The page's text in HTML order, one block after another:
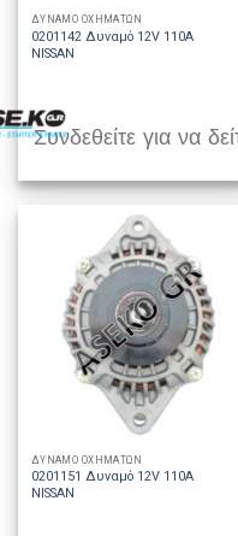
ΔΥΝΑΜΟ ΟΧΗΜΑΤΩΝ
0201142 Δυναμό 12V 110A
NISSAN
Συνδεθείτε για να
ΔΥΝΑΜΟ ΟΧΗΜΑΤΩΝ
0201151 Δυναμό 12V 110A
NISSAN